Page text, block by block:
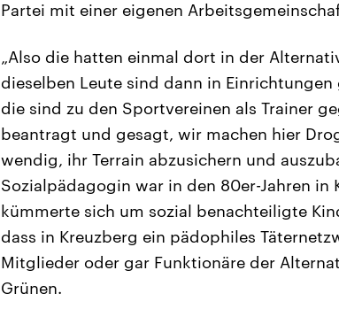
Partei mit einer eigenen
„Also die hatten einmal dort in der
dieselben Leute sind dann in
die sind zu den Sportvereinen als Trainer
beantragt und gesagt, wir machen hier
wendig, ihr Terrain abzusichern und
Sozialpädagogin war in den 80er-Jahren
kümmerte sich um sozial benachteiligte
dass in Kreuzberg ein pädophiles
Mitglieder oder gar Funktionäre der
Grünen.